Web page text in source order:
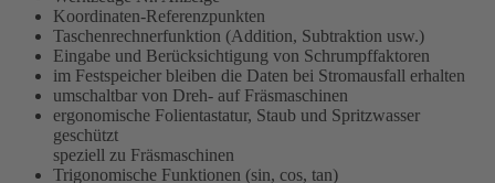
Koordinaten-Referenzpunkten
Taschenrechnerfunktion (Addition, Subtraktion usw.)
Eingabe und Berücksichtigung von Schrumpffaktoren
im Festspeicher bleiben die Daten bei Stromausfall erhalten
umschaltbar von Dreh- auf Fräsmaschinen
ergonomische Folientastatur, Staub und Spritzwasser
geschützt
speziell zu Fräsmaschinen
Trigonomische Funktionen (sin, cos, tan)